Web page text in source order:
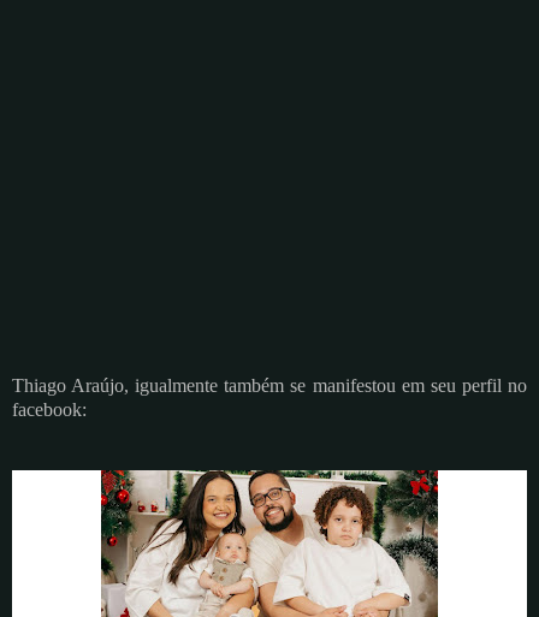
Thiago Araújo, igualmente também se manifestou em seu perfil no
facebook: